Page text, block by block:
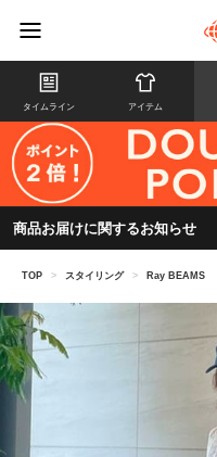
タイムライン アイテム
商品お届けに関するお知らせ
TOP > スタイリング > Ray BEAMS